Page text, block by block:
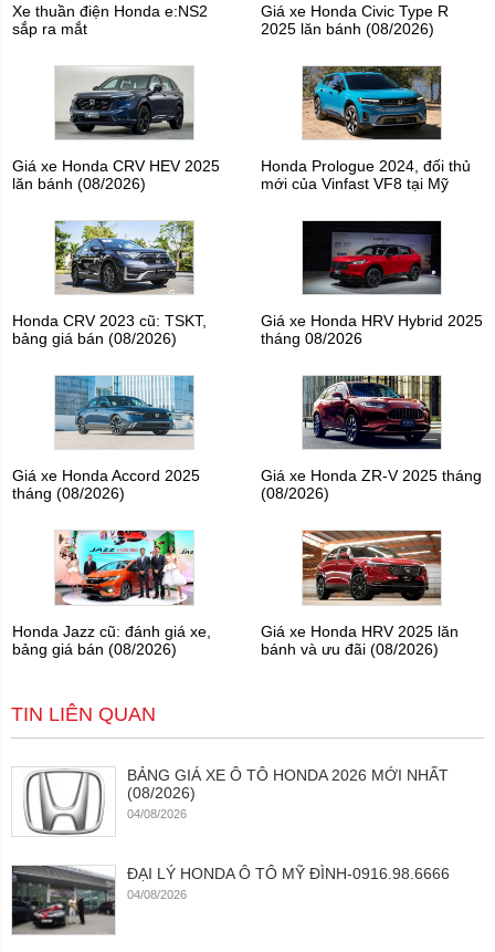
Xe thuần điện Honda e:NS2
sắp ra mắt
Giá xe Honda Civic Type R
2025 lăn bánh (08/2026)
Giá xe Honda CRV HEV 2025
lăn bánh (08/2026)
Honda Prologue 2024, đối thủ
mới của Vinfast VF8 tại Mỹ
Honda CRV 2023 cũ: TSKT,
bảng giá bán (08/2026)
Giá xe Honda HRV Hybrid 2025
tháng 08/2026
Giá xe Honda Accord 2025
tháng (08/2026)
Giá xe Honda ZR-V 2025 tháng
(08/2026)
Honda Jazz cũ: đánh giá xe,
bảng giá bán (08/2026)
Giá xe Honda HRV 2025 lăn
bánh và ưu đãi (08/2026)
TIN LIÊN QUAN
BẢNG GIÁ XE Ô TÔ HONDA 2026 MỚI NHẤT
(08/2026)
04/08/2026
ĐẠI LÝ HONDA Ô TÔ MỸ ĐÌNH-0916.98.6666
04/08/2026